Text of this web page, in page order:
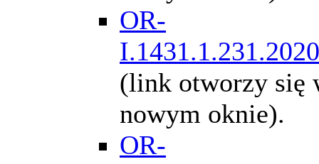
OR-
I.1431.1.231.2020
(link otworzy się
nowym oknie).
OR-